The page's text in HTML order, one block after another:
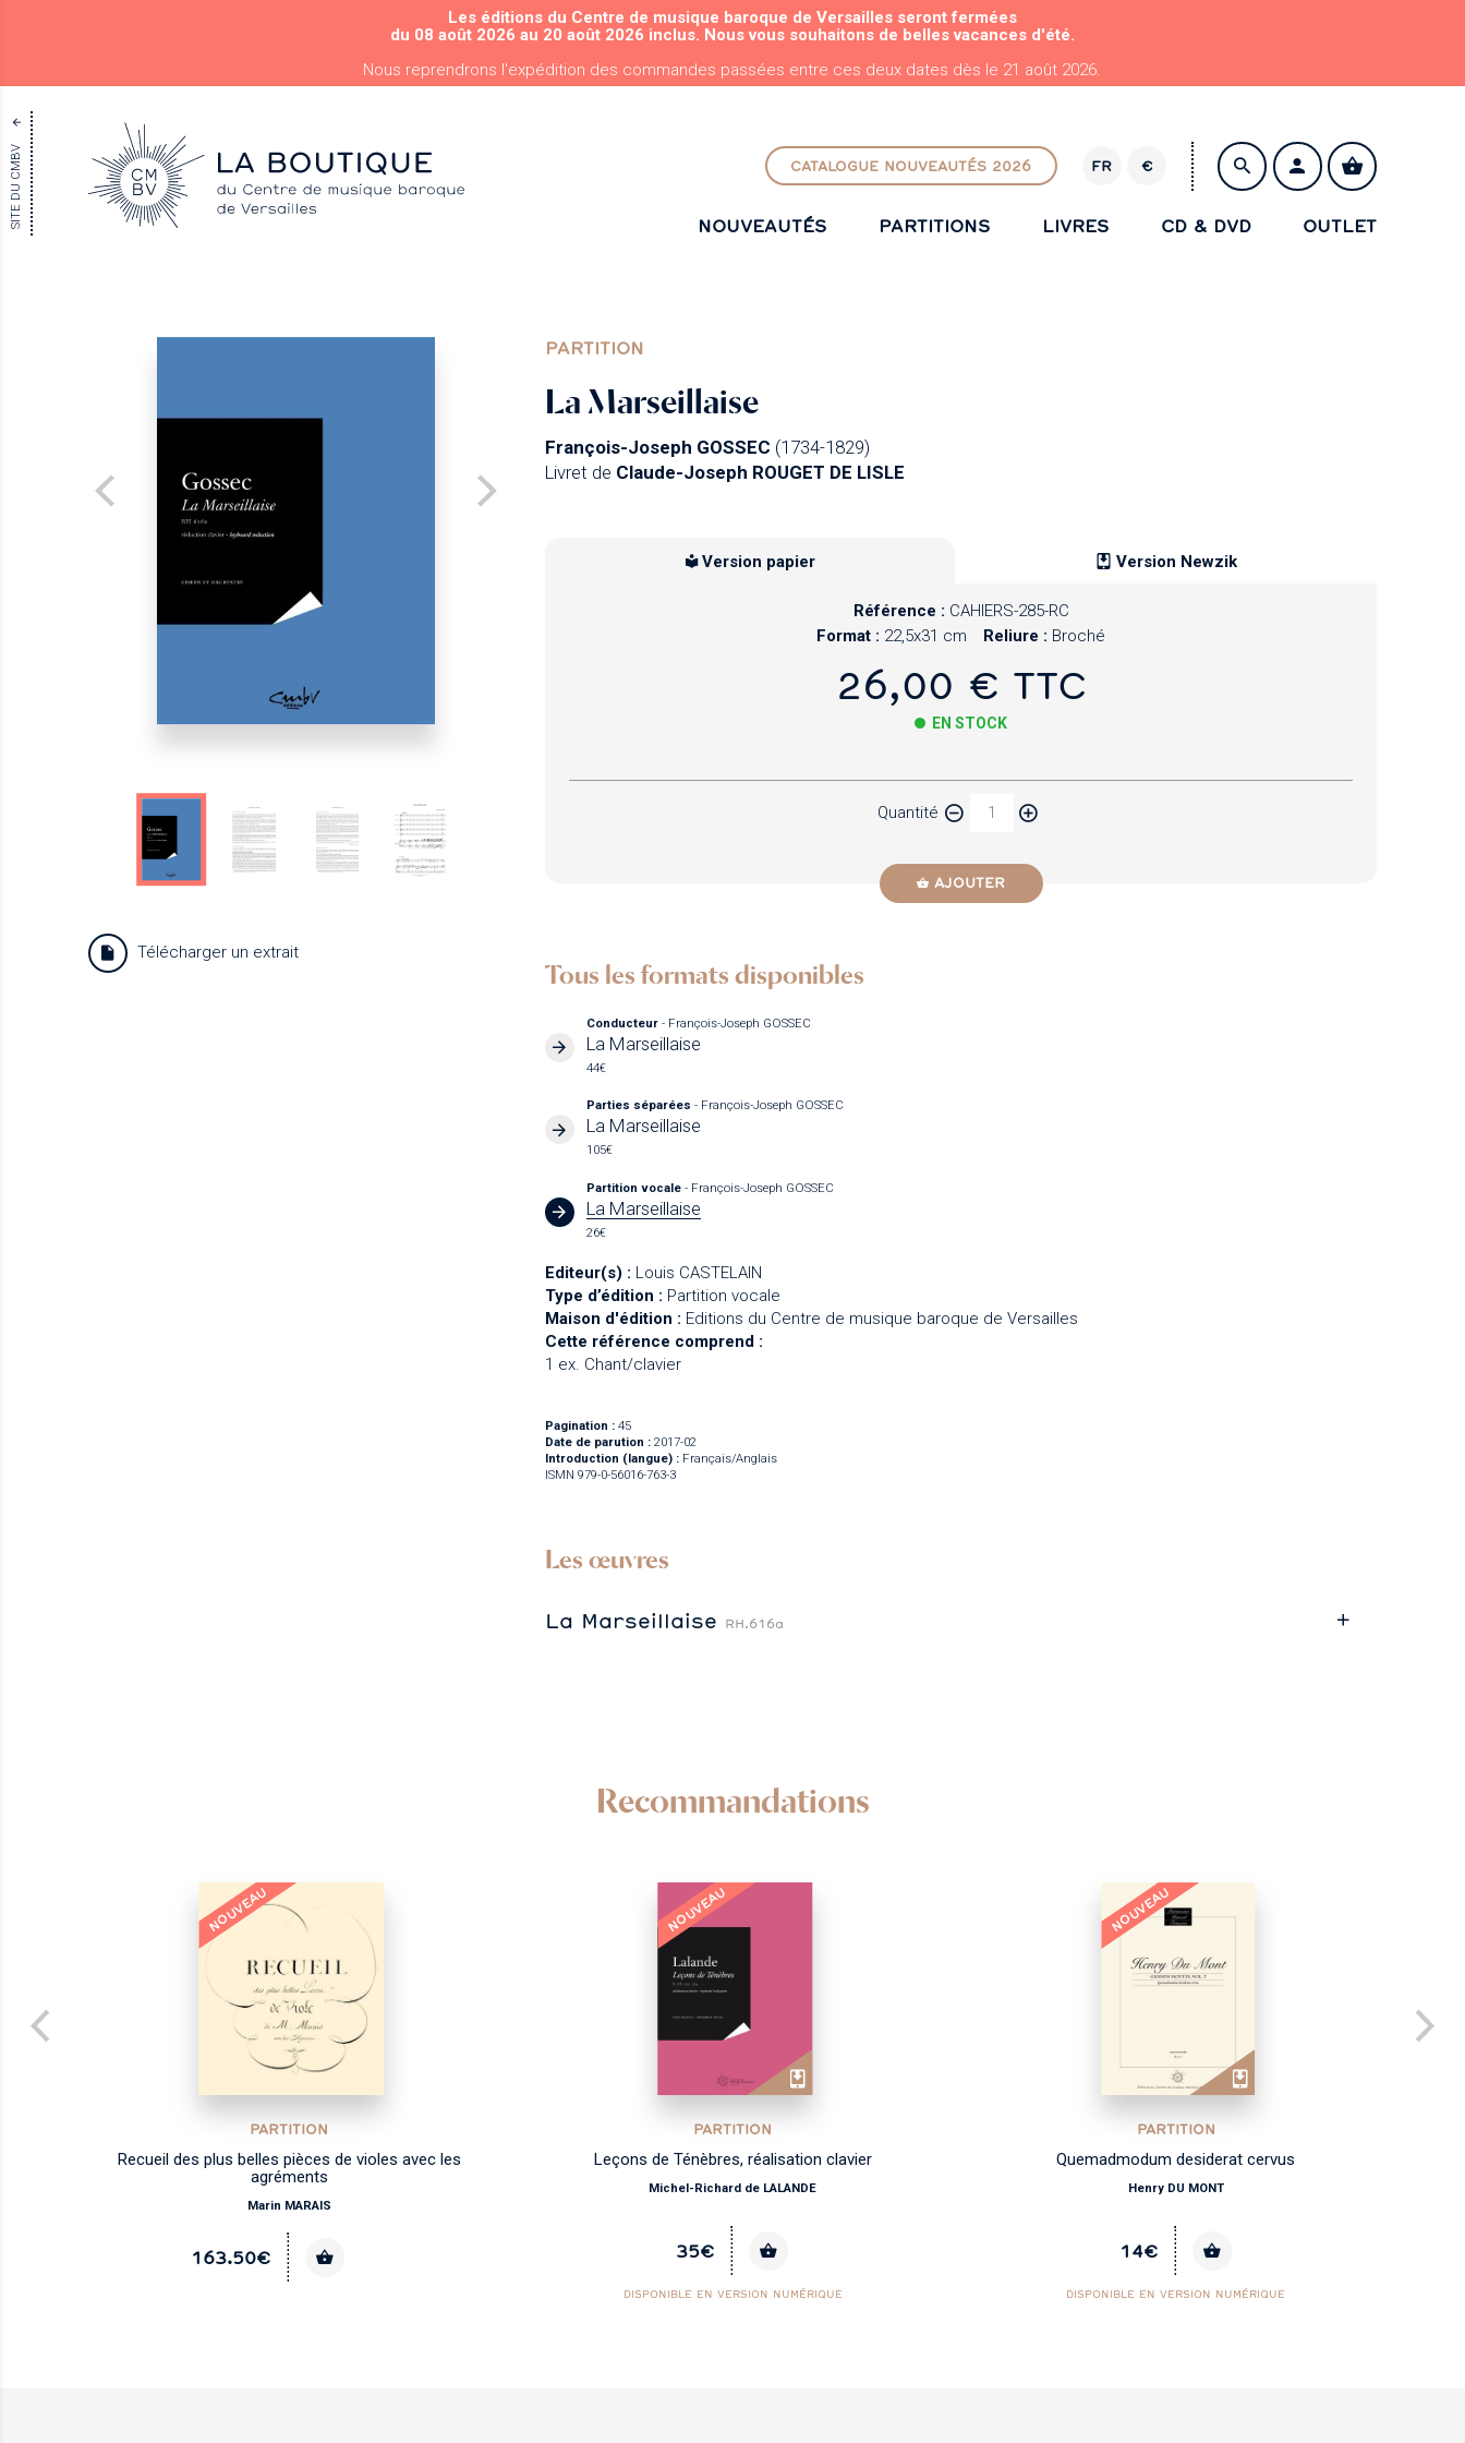
ALLER AU CONTENU PRINCIPAL
Les éditions du Centre de musique baroque de Versailles seront fermées
du 08 août 2026 au 20 août 2026 inclus. Nous vous souhaitons de belles vacances d'été.
Nous reprendrons l'expédition des commandes passées entre ces deux dates dès le 21 août 2026.
SITE DU CMBV CATALOGUE NOUVEAUTÉS 2026 FR
R
€
NOUVEAUTÉS PARTITIONS LIVRES CD & DVD OUTLET
PARTITION
La Marseillaise
François-Joseph GOSSEC (1734-1829)
Livret de Claude-Joseph ROUGET DE LISLE
Télécharger un extrait
Version papier Version Newzik
Référence : CAHIERS-285-RC
Format : 22,5x31 cm Reliure : Broché
26,00 € TTC
EN STOCK
Quantité
AJOUTER
Tous les formats disponibles
Conducteur- François-Joseph GOSSEC
La Marseillaise
44€
Parties séparées- François-Joseph GOSSEC
La Marseillaise
105€
Partition vocale- François-Joseph GOSSEC
La Marseillaise
26€
Editeur(s) : Louis CASTELAIN
Type d’édition : Partition vocale
Maison d'édition : Editions du Centre de musique baroque de Versailles
Cette référence comprend :
1 ex. Chant/clavier
Pagination : 45
Date de parution : 2017-02
Introduction (langue) : Français/Anglais
ISMN 979-0-56016-763-3
Les œuvres
La Marseillaise RH.616a
Recommandations
NOUVEAU
PARTITION
Recueil des plus belles pièces de violes avec les
agréments
Marin MARAIS
163.50€
NOUVEAU
PARTITION
Leçons de Ténèbres, réalisation clavier
Michel-Richard de LALANDE
35€
DISPONIBLE EN VERSION NUMÉRIQUE
NOUVEAU
PARTITION
Quemadmodum desiderat cervus
Henry DU MONT
14€
DISPONIBLE EN VERSION NUMÉRIQUE